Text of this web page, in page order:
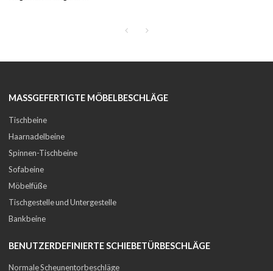
MASSGEFERTIGTE MÖBELBESCHLÄGE
Tischbeine
Haarnadelbeine
Spinnen-Tischbeine
Sofabeine
Möbelfüße
Tischgestelle und Untergestelle
Bankbeine
BENUTZERDEFINIERTE SCHIEBETÜRBESCHLÄGE
Normale Scheunentorbeschläge